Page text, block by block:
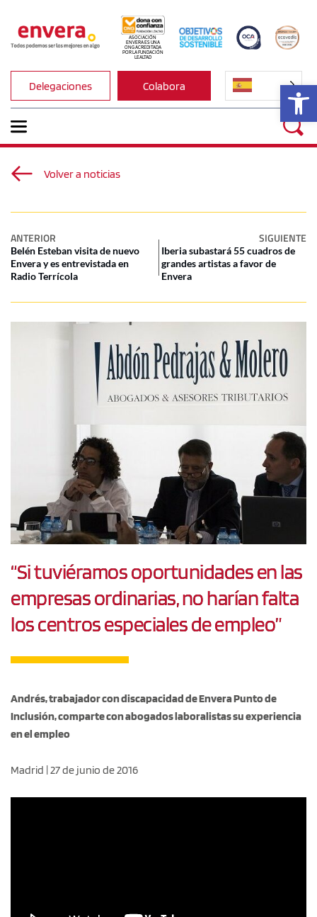
ASOCIACIÓN
ENVERA ES UNA
ONG ACREDITADA
POR LA FUNDACIÓN
LEALTAD
Delegaciones Colabora
Volver a noticias
ANTERIOR SIGUIENTE
Belén Esteban visita de nuevo
Envera y es entrevistada en
Radio Terrícola
Iberia subastará 55 cuadros de
grandes artistas a favor de
Envera
“Si tuviéramos oportunidades en las
empresas ordinarias, no harían falta
los centros especiales de empleo”
Andrés, trabajador con discapacidad de Envera Punto de
Inclusión, comparte con abogados laboralistas su experiencia
en el empleo
Madrid | 27 de junio de 2016